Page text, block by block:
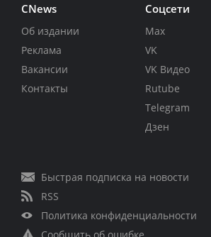
CNews
Об издании
Реклама
Вакансии
Контакты
Соцсети
Max
VK
VK Видео
Rutube
Telegram
Дзен
Быстрая подписка на новости
RSS
Политика конфиденциальности